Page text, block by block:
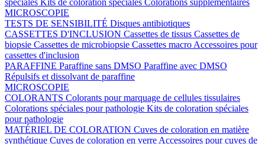
spéciales Kits de coloration spéciales Colorations supplémentaires
MICROSCOPIE
TESTS DE SENSIBILITÉ Disques antibiotiques
CASSETTES D'INCLUSION Cassettes de tissus Cassettes de
biopsie Cassettes de microbiopsie Cassettes macro Accessoires pour
cassettes d'inclusion
PARAFFINE Paraffine sans DMSO Paraffine avec DMSO
Répulsifs et dissolvant de paraffine
MICROSCOPIE
COLORANTS Colorants pour marquage de cellules tissulaires
Colorations spéciales pour pathologie Kits de coloration spéciales
pour pathologie
MATÉRIEL DE COLORATION Cuves de coloration en matière
synthétique Cuves de coloration en verre Accessoires pour cuves de